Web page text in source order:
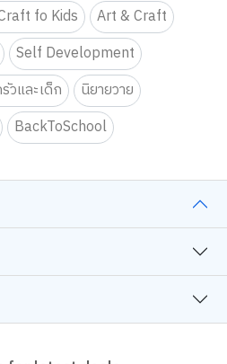
fo Kids
Art & Craft
Self Development
วและเด็ก
นิยายวาย
BackToSchool